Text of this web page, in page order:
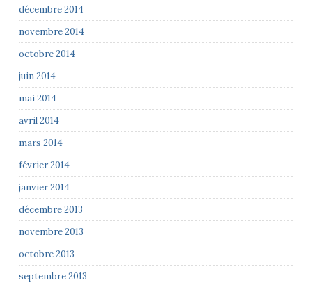
décembre 2014
novembre 2014
octobre 2014
juin 2014
mai 2014
avril 2014
mars 2014
février 2014
janvier 2014
décembre 2013
novembre 2013
octobre 2013
septembre 2013